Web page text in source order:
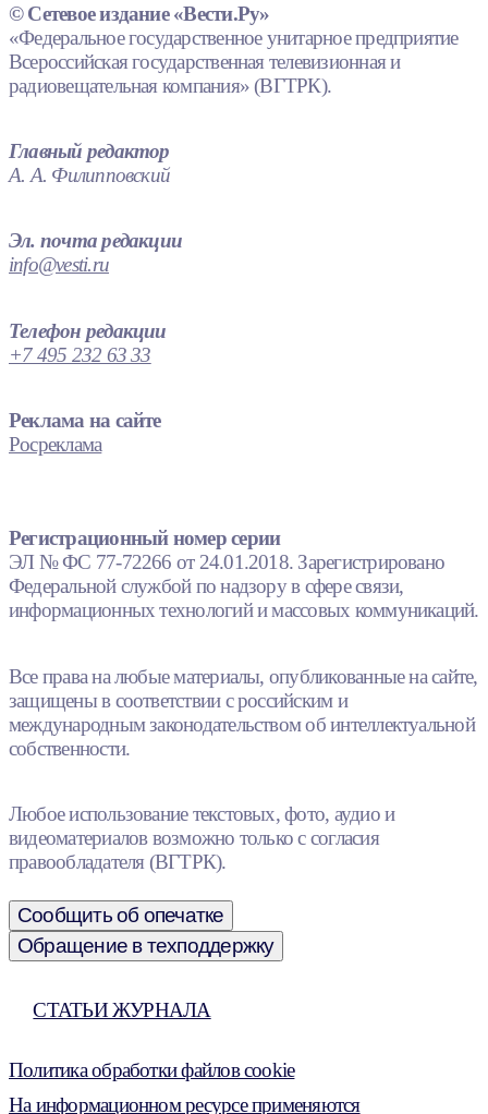
© Сетевое издание «Вести.Ру»
«Федеральное государственное унитарное предприятие
Всероссийская государственная телевизионная и
радиовещательная компания» (ВГТРК).
Главный редактор
А. А. Филипповский
Эл. почта редакции
info@vesti.ru
Телефон редакции
+7 495 232 63 33
Реклама на сайте
Росреклама
Регистрационный номер серии
ЭЛ № ФС 77-72266 от 24.01.2018. Зарегистрировано
Федеральной службой по надзору в сфере связи,
информационных технологий и массовых коммуникаций.
Все права на любые материалы, опубликованные на сайте,
защищены в соответствии с российским и
международным законодательством об интеллектуальной
собственности.
Любое использование текстовых, фото, аудио и
видеоматериалов возможно только с согласия
правообладателя (ВГТРК).
Сообщить об опечатке
Обращение в техподдержку
СТАТЬИ ЖУРНАЛА
Политика обработки файлов cookie
На информационном ресурсе применяются